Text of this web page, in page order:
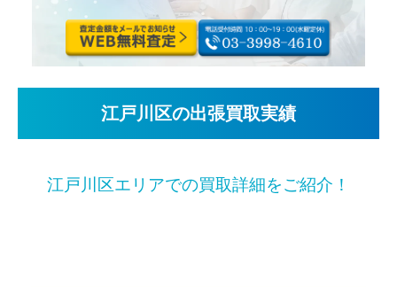
江戸川区の出張買取実績
江戸川区エリアでの買取詳細をご紹介！